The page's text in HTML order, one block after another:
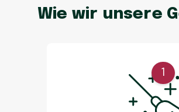
Wie wir unsere
1